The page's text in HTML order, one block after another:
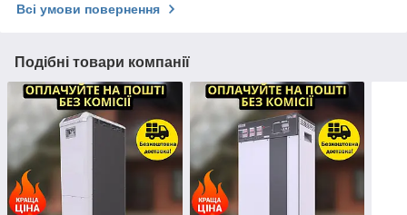
Всі умови повернення
Подібні товари компанії